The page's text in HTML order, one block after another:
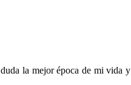
la mejor época de mi vida y